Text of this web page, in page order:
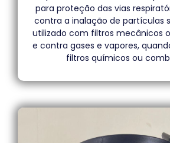
para proteção das vias
contra a inalação de partículas
utilizado com filtros mecânicos
e contra gases e vapores,
filtros químicos ou